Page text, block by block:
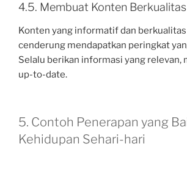
4.5. Membuat Konten Berkualitas
Konten yang informatif dan
cenderung mendapatkan peringkat
Selalu berikan informasi yang relevan,
up-to-date.
5. Contoh Penerapan yang
Kehidupan Sehari-hari